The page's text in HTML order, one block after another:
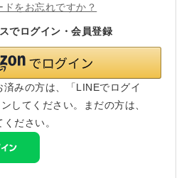
ドをお忘れですか？
でログイン・会員登録
みの方は、「LINEでログイ
してください。まだの方は、
ください。